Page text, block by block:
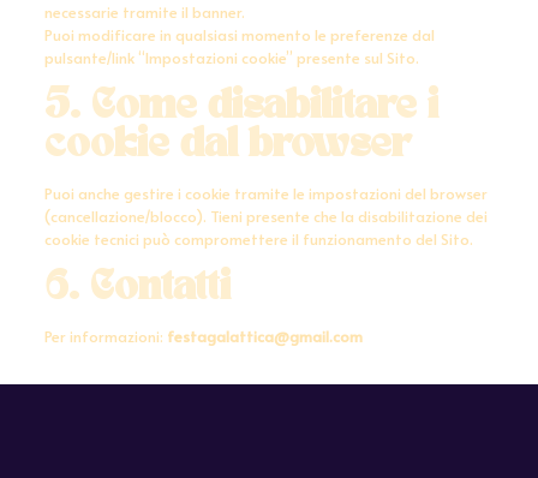
necessarie tramite il banner.
Puoi modificare in qualsiasi momento le preferenze dal
pulsante/link “Impostazioni cookie” presente sul Sito.
5. Come disabilitare i
cookie dal browser
Puoi anche gestire i cookie tramite le impostazioni del browser
(cancellazione/blocco). Tieni presente che la disabilitazione dei
cookie tecnici può compromettere il funzionamento del Sito.
6. Contatti
Per informazioni: festagalattica@gmail.com